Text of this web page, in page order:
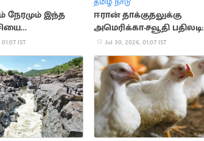
நேரமும் இந்த
அமைச்சர்
IST
ஈரான் தாக்குதலுக்கு
அமெரிக்கா-சவூதி பதிலடி:
ஈராக்கில் 20 பேர் பலி
Jul 30, 2026, 01:07 IST